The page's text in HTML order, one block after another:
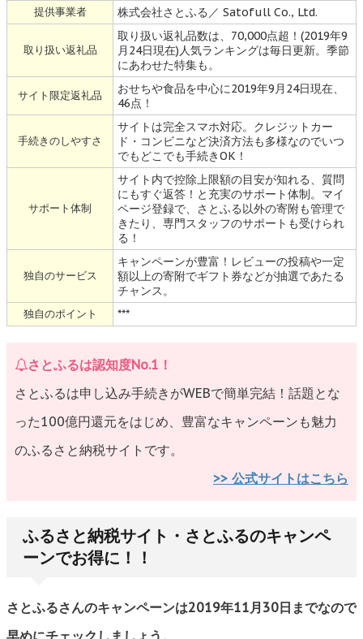
提供事業者 株式会社さとふる／ Satofull Co., Ltd.
取り扱い返礼品
取り扱い返礼品数は、70,000点超！(2019年9
月24日現在)人気ランキングは毎日更新。季節
にあわせた特集も。
サイト限定返礼品
おせちや食品を中心に2019年9月24日現在、
46点！
手続きのしやすさ
サイトは完全スマホ対応。クレジットカー
ド・コンビニなど決済方法も多様なのでいつ
でもどこでも手続きOK！
サポート体制
サイト内で控除上限額の目安が知れる、質問
にもすぐ返答！と充実のサポート体制。マイ
ページ登録で、さとふる以外の寄附も管理で
きたり、専門スタッフのサポートも受けられ
る！
独自のサービス
キャンペーンが豊富！レビューの投稿や一定
額以上の寄附でギフト券などが抽選であたる
チャンス。
独自のポイント ***
さとふるは認知度No.1！
さとふるは申し込み手続きがWEBで簡単完結！話題とな
った100億円還元をはじめ、豊富なキャンペーンも魅力
のふるさと納税サイトです。
>> 公式サイトはこちら
ふるさと納税サイト・さとふるのキャンペ
ーンでお得に！！
さとふるさんのキャンペーンは2019年11月30日までなので
早めにチェックしましょう。